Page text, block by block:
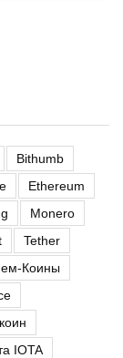
Bithumb
Ethereum
Monero
Tether
Коины
IOTA